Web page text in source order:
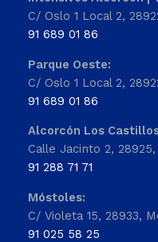
C/ Oslo 1 Local 2,
91 689 01 86
Parque Oeste:
C/ Oslo 1 Local 2,
91 689 01 86
Alcorcón Los
Calle Jacinto 2,
91 288 71 71
Móstoles:
C/ Violeta 15, 28933,
91 025 58 25